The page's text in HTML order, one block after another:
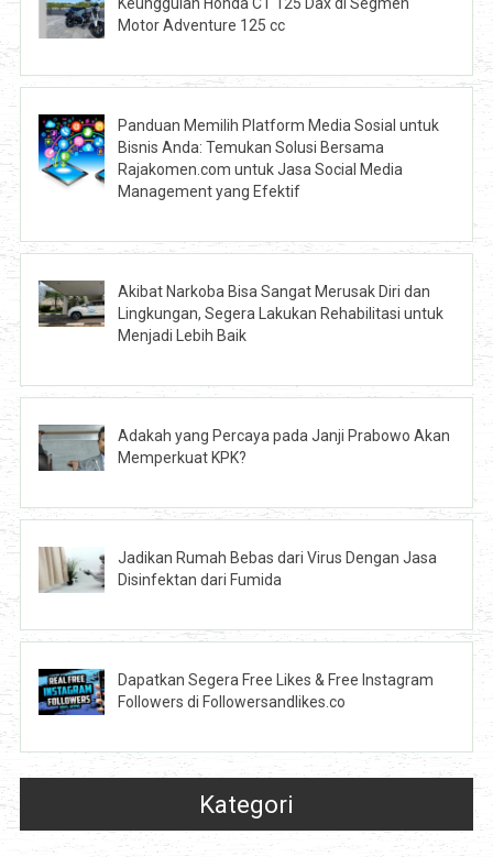
Keunggulan Honda CT 125 Dax di Segmen
Motor Adventure 125 cc
Panduan Memilih Platform Media Sosial untuk
Bisnis Anda: Temukan Solusi Bersama
Rajakomen.com untuk Jasa Social Media
Management yang Efektif
Akibat Narkoba Bisa Sangat Merusak Diri dan
Lingkungan, Segera Lakukan Rehabilitasi untuk
Menjadi Lebih Baik
Adakah yang Percaya pada Janji Prabowo Akan
Memperkuat KPK?
Jadikan Rumah Bebas dari Virus Dengan Jasa
Disinfektan dari Fumida
Dapatkan Segera Free Likes & Free Instagram
Followers di Followersandlikes.co
Kategori